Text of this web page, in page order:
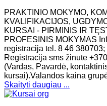
PRAKTINIO MOKYMO,
KVALIFIKACIJOS,
KURSAI - PIRMINIS IR
PROFESINIS MOKYMAS
registracija tel. 8 46
Registracija sms žinute
(Vardas, Pavardė,
kursai).Valandos kaina
Skaityti daugiau ...